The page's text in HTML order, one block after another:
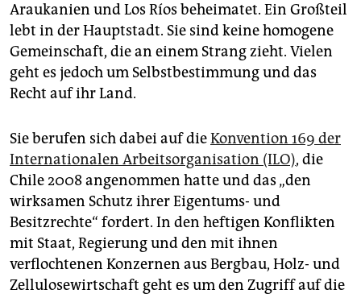
Araukanien und Los Ríos beheimatet. Ein Großteil
lebt in der Hauptstadt. Sie sind keine homogene
Gemeinschaft, die an einem Strang zieht. Vielen
geht es jedoch um Selbstbestimmung und das
Recht auf ihr Land.
Sie berufen sich dabei auf dieKonvention 169 der
Internationalen Arbeitsorganisation (ILO), die
Chile 2008 angenommen hatte und das „den
wirksamen Schutz ihrer Eigentums- und
Besitzrechte“ fordert. In den heftigen Konflikten
mit Staat, Regierung und den mit ihnen
verflochtenen Konzernen aus Bergbau, Holz- und
Zellulosewirtschaft geht es um den Zugriff auf die